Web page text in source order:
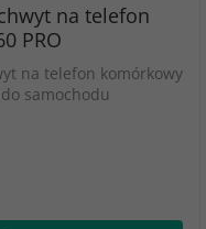
na telefon
PRO
na telefon komórkowy
samochodu